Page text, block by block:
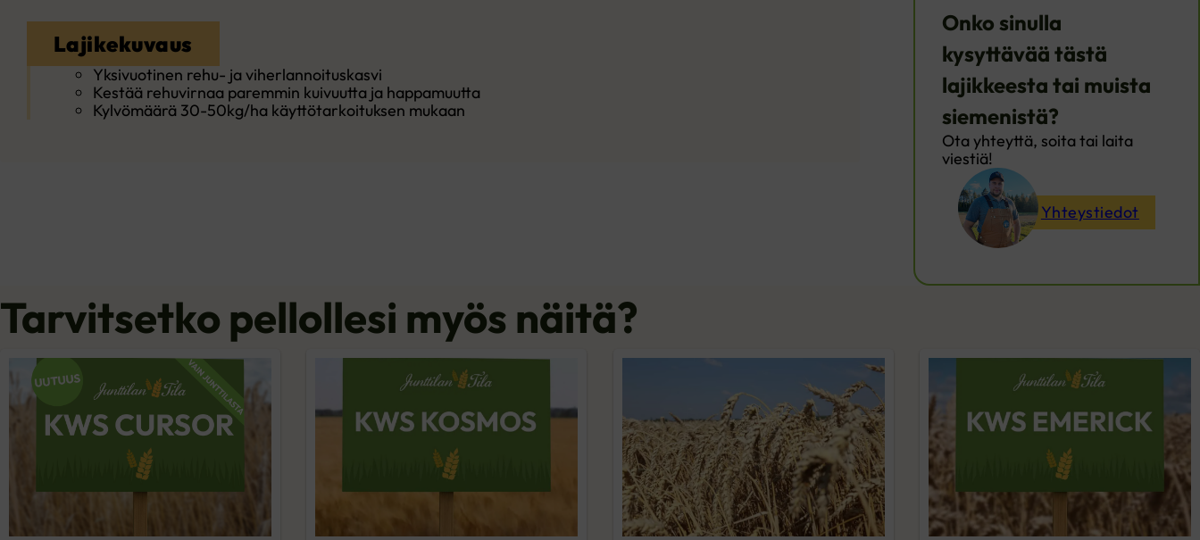
Lajikekuvaus
Yksivuotinen rehu- ja viherlannoituskasvi
Kestää rehuvirnaa paremmin kuivuutta ja happamuutta
Kylvömäärä 30-50kg/ha käyttötarkoituksen mukaan
Onko sinulla
kysyttävää tästä
lajikkeesta tai muista
siemenistä?
Ota yhteyttä, soita tai laita
viestiä!
Yhteystiedot
Tarvitsetko pellollesi myös näitä?